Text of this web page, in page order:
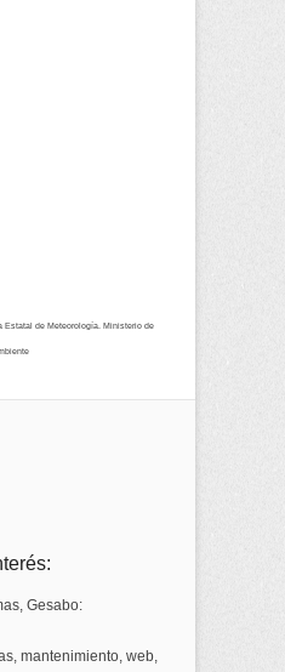
Estatal de Meteorología. Ministerio de
Gesabo:
mantenimiento, web,